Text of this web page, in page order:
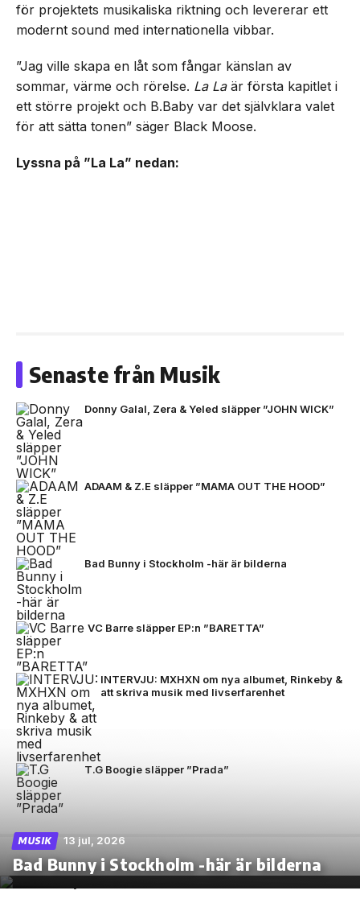
för projektets musikaliska riktning och levererar ett
modernt sound med internationella vibbar.
”Jag ville skapa en låt som fångar känslan av
sommar, värme och rörelse. La Laär första kapitlet i
ett större projekt och B.Baby var det självklara valet
för att sätta tonen” säger Black Moose.
Lyssna på ”La La” nedan:
Senaste från Musik
Donny Galal, Zera & Yeled släpper ”JOHN WICK”
ADAAM & Z.E släpper ”MAMA OUT THE HOOD”
Bad Bunny i Stockholm -här är bilderna
VC Barre släpper EP:n ”BARETTA”
INTERVJU: MXHXN om nya albumet, Rinkeby &
att skriva musik med livserfarenhet
T.G Boogie släpper ”Prada”
MUSIK 13 jul, 2026
Bad Bunny i Stockholm -här är bilderna